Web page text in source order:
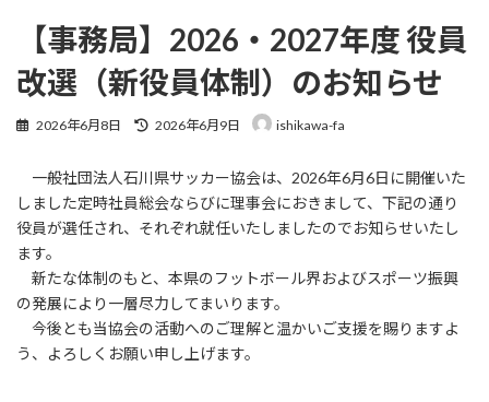
【事務局】2026・2027年度 役員
改選（新役員体制）のお知らせ
2026年6月8日
最
新
日
時
:
2026年6月9日 ishikawa-fa
一般社団法人石川県サッカー協会は、2026年6月6日に開催いた
しました定時社員総会ならびに理事会におきまして、下記の通り
役員が選任され、それぞれ就任いたしましたのでお知らせいたし
ます。
新たな体制のもと、本県のフットボール界およびスポーツ振興
の発展により一層尽力してまいります。
今後とも当協会の活動へのご理解と温かいご支援を賜りますよ
う、よろしくお願い申し上げます。